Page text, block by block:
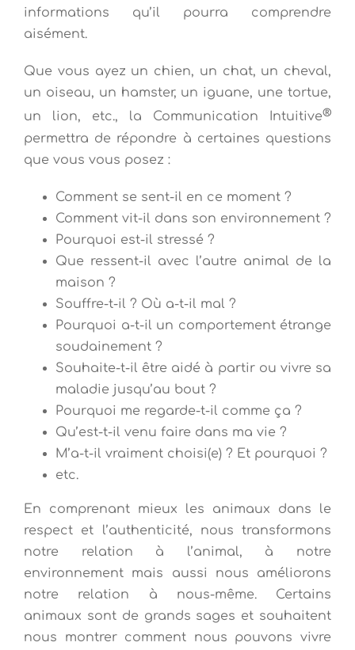
informations qu’il pourra comprendre
aisément.
Que vous ayez un chien, un chat, un cheval,
un oiseau, un hamster, un iguane, une tortue,
un lion, etc., la Communication Intuitive®
permettra de répondre à certaines questions
que vous vous posez :
Comment se sent-il en ce moment ?
Comment vit-il dans son environnement ?
Pourquoi est-il stressé ?
Que ressent-il avec l’autre animal de la
maison ?
Souffre-t-il ? Où a-t-il mal ?
Pourquoi a-t-il un comportement étrange
soudainement ?
Souhaite-t-il être aidé à partir ou vivre sa
maladie jusqu’au bout ?
Pourquoi me regarde-t-il comme ça ?
Qu’est-t-il venu faire dans ma vie ?
M’a-t-il vraiment choisi(e) ? Et pourquoi ?
etc.
En comprenant mieux les animaux dans le
respect et l’authenticité, nous transformons
notre relation à l’animal, à notre
environnement mais aussi nous améliorons
notre relation à nous-même. Certains
animaux sont de grands sages et souhaitent
nous montrer comment nous pouvons vivre